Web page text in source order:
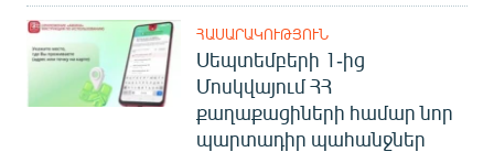
ՀԱՍԱՐԱԿՈՒԹՅՈՒՆ
Սեպտեմբերի 1-ից
Մոսկվայում ՀՀ
քաղաքացիների համար նոր
պարտադիր պահանջներ